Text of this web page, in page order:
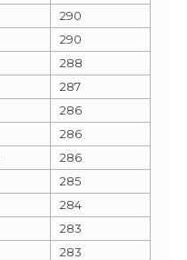
290
290
288
287
286
286
286
285
284
283
283